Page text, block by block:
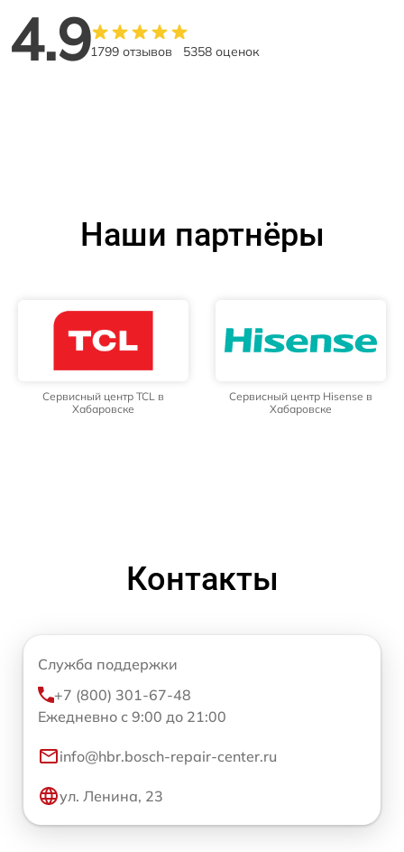
4.91799 отзывов 5358 оценок
Наши партнёры
Сервисный центр TCL в
Хабаровске
Сервисный центр Hisense в
Хабаровске
Контакты
Служба поддержки
+7 (800) 301-67-48
Ежедневно с 9:00 до 21:00
info@hbr.bosch-repair-center.ru
ул. Ленина, 23